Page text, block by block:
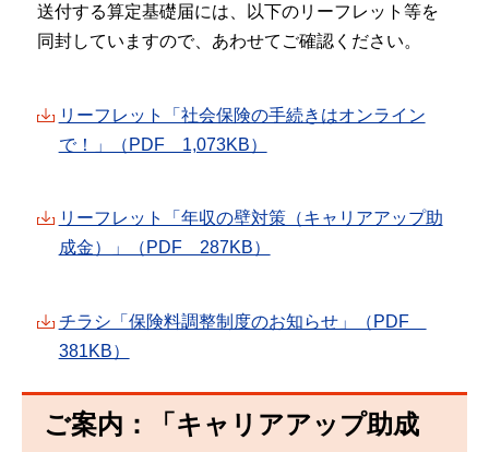
送付する算定基礎届には、以下のリーフレット等を
同封していますので、あわせてご確認ください。
リーフレット「社会保険の手続きはオンライン
で！」（PDF 1,073KB）
リーフレット「年収の壁対策（キャリアアップ助
成金）」（PDF 287KB）
チラシ「保険料調整制度のお知らせ」（PDF
381KB）
ご案内：「キャリアアップ助成